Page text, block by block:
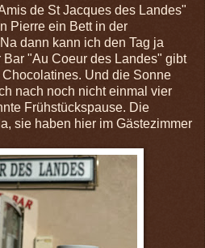
de St Jacques des Landes"
Pierre ein Bett in der
dann kann ich den Tag ja
"Au Coeur des Landes" gibt
Und die Sonne
nach noch nicht einmal vier
Frühstückspause. Die
sie haben hier im Gästezimmer